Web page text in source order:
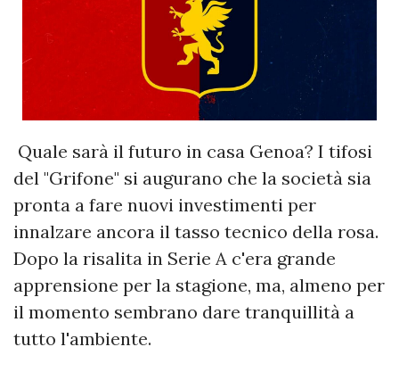
Quale sarà il futuro in casa Genoa? I tifosi
del "Grifone" si augurano che la società sia
pronta a fare nuovi investimenti per
innalzare ancora il tasso tecnico della rosa.
Dopo la risalita in Serie A c'era grande
apprensione per la stagione, ma, almeno per
il momento sembrano dare tranquillità a
tutto l'ambiente.